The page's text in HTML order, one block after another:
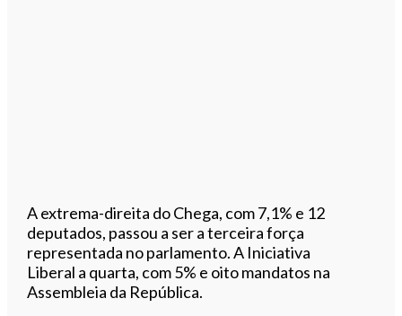
A extrema-direita do Chega, com 7,1% e 12
deputados, passou a ser a terceira força
representada no parlamento. A Iniciativa
Liberal a quarta, com 5% e oito mandatos na
Assembleia da República.